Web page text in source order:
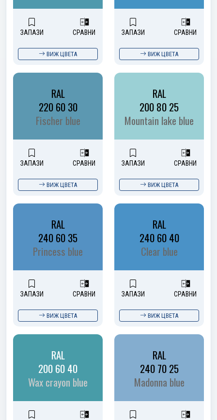
ЗАПАЗИ СРАВНИ
ВИЖ ЦВЕТА
ЗАПАЗИ СРАВНИ
ВИЖ ЦВЕТА
RAL
220 60 30
Fischer blue
ЗАПАЗИ СРАВНИ
ВИЖ ЦВЕТА
RAL
200 80 25
Mountain lake blue
ЗАПАЗИ СРАВНИ
ВИЖ ЦВЕТА
RAL
240 60 35
Princess blue
ЗАПАЗИ СРАВНИ
ВИЖ ЦВЕТА
RAL
240 60 40
Clear blue
ЗАПАЗИ СРАВНИ
ВИЖ ЦВЕТА
RAL
200 60 40
Wax crayon blue
RAL
240 70 25
Madonna blue